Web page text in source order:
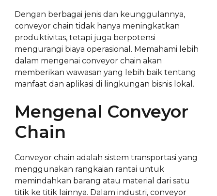
Dengan berbagai jenis dan keunggulannya,
conveyor chain tidak hanya meningkatkan
produktivitas, tetapi juga berpotensi
mengurangi biaya operasional. Memahami lebih
dalam mengenai conveyor chain akan
memberikan wawasan yang lebih baik tentang
manfaat dan aplikasi di lingkungan bisnis lokal.
Mengenal Conveyor
Chain
Conveyor chain adalah sistem transportasi yang
menggunakan rangkaian rantai untuk
memindahkan barang atau material dari satu
titik ke titik lainnya. Dalam industri, conveyor